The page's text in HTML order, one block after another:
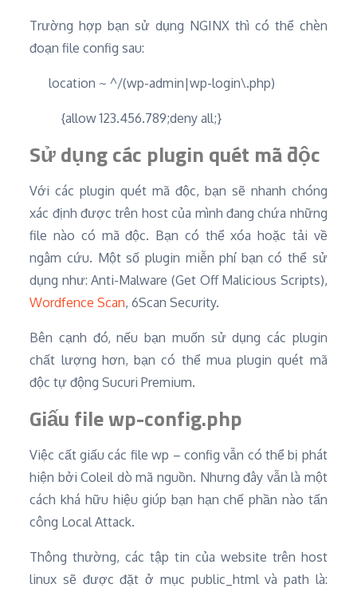
Trường hợp bạn sử dụng NGINX thì có thể chèn
đoạn file config sau:
location ~ ^/(wp-admin|wp-login\.php)
{allow 123.456.789;deny all;}
Sử dụng các plugin quét mã độc
Với các plugin quét mã độc, bạn sẽ nhanh chóng
xác định được trên host của mình đang chứa những
file nào có mã độc. Bạn có thể xóa hoặc tải về
ngâm cứu. Một số plugin miễn phí bạn có thể sử
dụng như: Anti-Malware (Get Off Malicious Scripts),
Wordfence Scan, 6Scan Security.
Bên cạnh đó, nếu bạn muốn sử dụng các plugin
chất lượng hơn, bạn có thể mua plugin quét mã
độc tự động Sucuri Premium.
Giấu file wp-config.php
Việc cất giấu các file wp – config vẫn có thể bị phát
hiện bởi Coleil dò mã nguồn. Nhưng đây vẫn là một
cách khá hữu hiệu giúp bạn hạn chế phần nào tấn
công Local Attack.
Thông thường, các tập tin của website trên host
linux sẽ được đặt ở mục public_html và path là: